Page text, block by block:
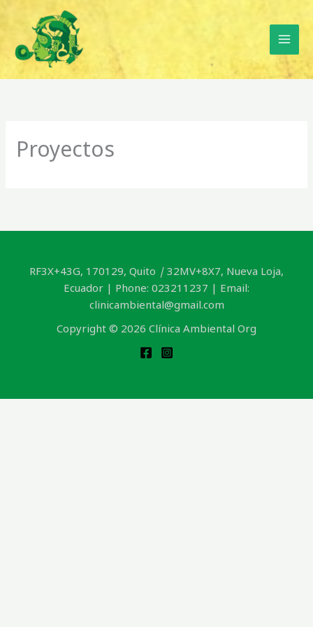
contenido
Proyectos
RF3X+43G, 170129, Quito | 32MV+8X7, Nueva Loja,
Ecuador | Phone: 023211237 | Email:
clinicambiental@gmail.com
Copyright © 2026 Clínica Ambiental Org